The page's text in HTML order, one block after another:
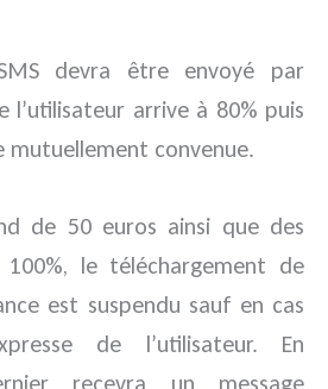
devra être envoyé par
l’utilisateur arrive à 80% puis
mutuellement convenue.
de 50 euros ainsi que des
le téléchargement de
est suspendu sauf en cas
de l’utilisateur. En